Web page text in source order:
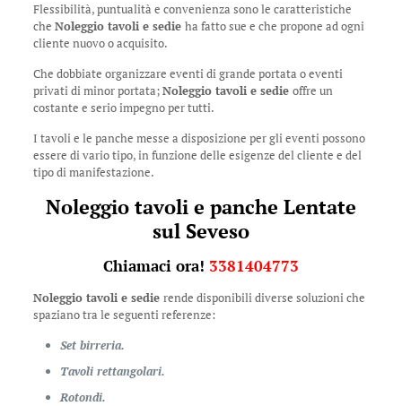
Flessibilità, puntualità e convenienza sono le caratteristiche
che Noleggio tavoli e sedie ha fatto sue e che propone ad ogni
cliente nuovo o acquisito.
Che dobbiate organizzare eventi di grande portata o eventi
privati di minor portata;Noleggio tavoli e sedie offre un
costante e serio impegno per tutti.
I tavoli e le panche messe a disposizione per gli eventi possono
essere di vario tipo, in funzione delle esigenze del cliente e del
tipo di manifestazione.
Noleggio tavoli e panche Lentate
sul Seveso
Chiamaci ora! 3381404773
Noleggio tavoli e sedie rende disponibili diverse soluzioni che
spaziano tra le seguenti referenze:
Set birreria.
Tavoli rettangolari.
Rotondi.